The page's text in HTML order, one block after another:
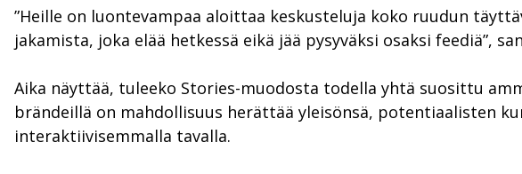
”Heille on luontevampaa aloittaa keskusteluja koko ruudun
jakamista, joka elää hetkessä eikä jää pysyväksi osaksi feediä”,
Aika näyttää, tuleeko Stories-muodosta todella yhtä suosittu
brändeillä on mahdollisuus herättää yleisönsä, potentiaalisten
interaktiivisemmalla tavalla.